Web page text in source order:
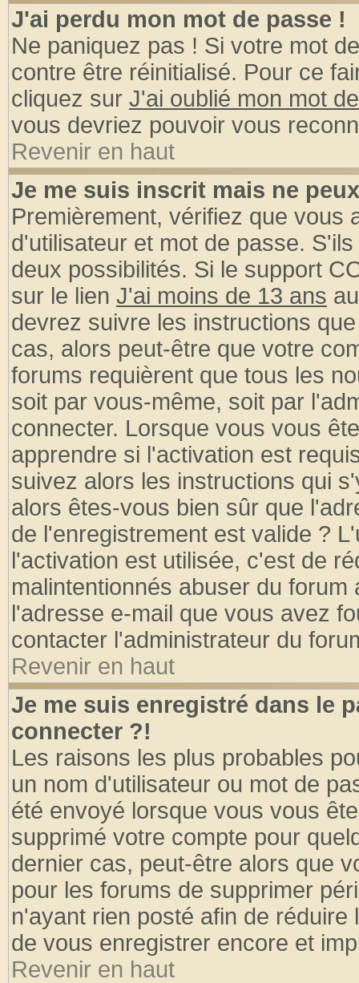
J'ai perdu mon mot de passe !
Ne paniquez pas ! Si votre mot
contre être réinitialisé. Pour ce
cliquez sur J'ai oublié mon mot
vous devriez pouvoir vous
Revenir en haut
Je me suis inscrit mais ne
Premièrement, vérifiez que vous
d'utilisateur et mot de passe.
deux possibilités. Si le support
sur le lien J'ai moins de 13 ans
devrez suivre les instructions
cas, alors peut-être que votre
forums requièrent que tous les
soit par vous-même, soit par
connecter. Lorsque vous vous
apprendre si l'activation est
suivez alors les instructions qui
alors êtes-vous bien sûr que
de l'enregistrement est valide ?
l'activation est utilisée, c'est de
malintentionnés abuser du
l'adresse e-mail que vous avez
contacter l'administrateur du
Revenir en haut
Je me suis enregistré dans le
connecter ?!
Les raisons les plus probables
un nom d'utilisateur ou mot de
été envoyé lorsque vous vous
supprimé votre compte pour
dernier cas, peut-être alors que
pour les forums de supprimer
n'ayant rien posté afin de
de vous enregistrer encore et
Revenir en haut